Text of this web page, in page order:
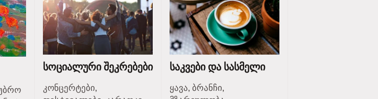
სოციალური შეკრებები
კონცერტები,
საკვები და სასმელი
ყავა, ბრანჩი,